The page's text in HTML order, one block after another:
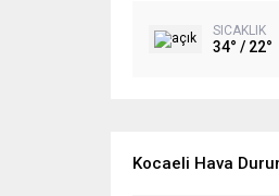
SICAKLIK
34° / 22°
Kocaeli Hava